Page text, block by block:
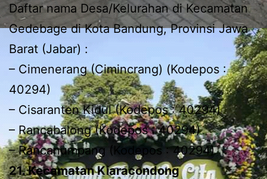
Daftar nama Desa/Kelurahan di Kecamatan
Gedebage di Kota Bandung, Provinsi Jawa
Barat (Jabar) :
– Cimenerang (Cimincrang) (Kodepos :
40294)
– Cisaranten Kidul (Kodepos : 40294)
– Rancabalong (Kodepos : 40294)
– Rancanumpang (Kodepos : 40294)
21. Kecamatan Kiaracondong